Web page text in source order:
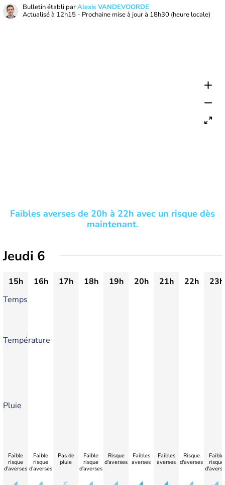
Bulletin établi parAlexis VANDEVOORDE
Actualisé à 12h15 - Prochaine mise à jour à 18h30 (heure locale)
Faibles averses de 20h à 22h avec un risque dès
maintenant.
Jeudi 6
15h 16h 17h 18h 19h 20h 21h 22h
23h
Temps
Température
Pluie
Faible
risque
d'averses
Faible
risque
d'averses
Pas de
pluie
Faible
risque
d'averses
Risque
d'averses
Faibles
averses
Faibles
averses
Risque
d'averses
Faible
risque